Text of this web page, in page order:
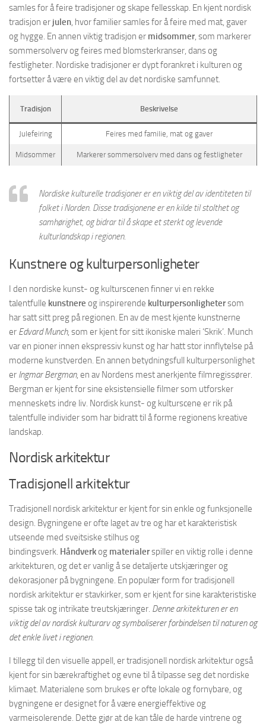
samles for å feire tradisjoner og skape fellesskap. En kjent nordisk
tradisjon er julen, hvor familier samles for å feire med mat, gaver
og hygge. En annen viktig tradisjon er midsommer, som markerer
sommersolverv og feires med blomsterkranser, dans og
festligheter. Nordiske tradisjoner er dypt forankret i kulturen og
fortsetter å være en viktig del av det nordiske samfunnet.
Tradisjon Beskrivelse
Julefeiring Feires med familie, mat og gaver
Midsommer Markerer sommersolverv med dans og festligheter
Nordiske kulturelle tradisjoner er en viktig del av identiteten til
folket i Norden. Disse tradisjonene er en kilde til stolthet og
samhørighet, og bidrar til å skape et sterkt og levende
kulturlandskap i regionen.
Kunstnere og kulturpersonligheter
I den nordiske kunst- og kulturscenen finner vi en rekke
talentfulle kunstnere og inspirerende kulturpersonlighetersom
har satt sitt preg på regionen. En av de mest kjente kunstnerne
er Edvard Munch, som er kjent for sitt ikoniske maleri ‘Skrik’. Munch
var en pioner innen ekspressiv kunst og har hatt stor innflytelse på
moderne kunstverden. En annen betydningsfull kulturpersonlighet
er Ingmar Bergman, en av Nordens mest anerkjente filmregissører.
Bergman er kjent for sine eksistensielle filmer som utforsker
menneskets indre liv. Nordisk kunst- og kulturscene er rik på
talentfulle individer som har bidratt til å forme regionens kreative
landskap.
Nordisk arkitektur
Tradisjonell arkitektur
Tradisjonell nordisk arkitektur er kjent for sin enkle og funksjonelle
design. Bygningene er ofte laget av tre og har et karakteristisk
utseende med sveitsiske stilhus og
bindingsverk. Håndverkog materialerspiller en viktig rolle i denne
arkitekturen, og det er vanlig å se detaljerte utskjæringer og
dekorasjoner på bygningene. En populær form for tradisjonell
nordisk arkitektur er stavkirker, som er kjent for sine karakteristiske
spisse tak og intrikate treutskjæringer. Denne arkitekturen er en
viktig del av nordisk kulturarv og symboliserer forbindelsen til naturen og
det enkle livet i regionen.
I tillegg til den visuelle appell, er tradisjonell nordisk arkitektur også
kjent for sin bærekraftighet og evne til å tilpasse seg det nordiske
klimaet. Materialene som brukes er ofte lokale og fornybare, og
bygningene er designet for å være energieffektive og
varmeisolerende. Dette gjør at de kan tåle de harde vintrene og